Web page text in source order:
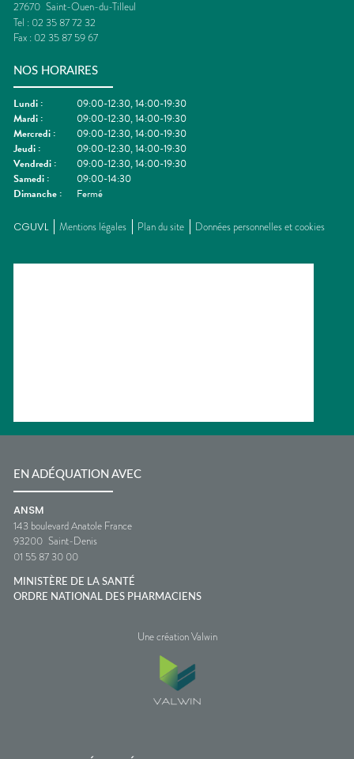
27670 Saint-Ouen-du-Tilleul
Tel : 02 35 87 72 32
Fax : 02 35 87 59 67
NOS HORAIRES
Lundi :
09:00-12:30, 14:00-19:30
Mardi :
09:00-12:30, 14:00-19:30
Mercredi :
09:00-12:30, 14:00-19:30
Jeudi :
09:00-12:30, 14:00-19:30
Vendredi :
09:00-12:30, 14:00-19:30
Samedi :
09:00-14:30
Dimanche : Fermé
CGUVL Mentions légales Plan du site Données personnelles et cookies
EN ADÉQUATION AVEC
ANSM
143 boulevard Anatole France
93200 Saint-Denis
01 55 87 30 00
MINISTÈRE DE LA SANTÉ
ORDRE NATIONAL DES PHARMACIENS
Une création Valwin